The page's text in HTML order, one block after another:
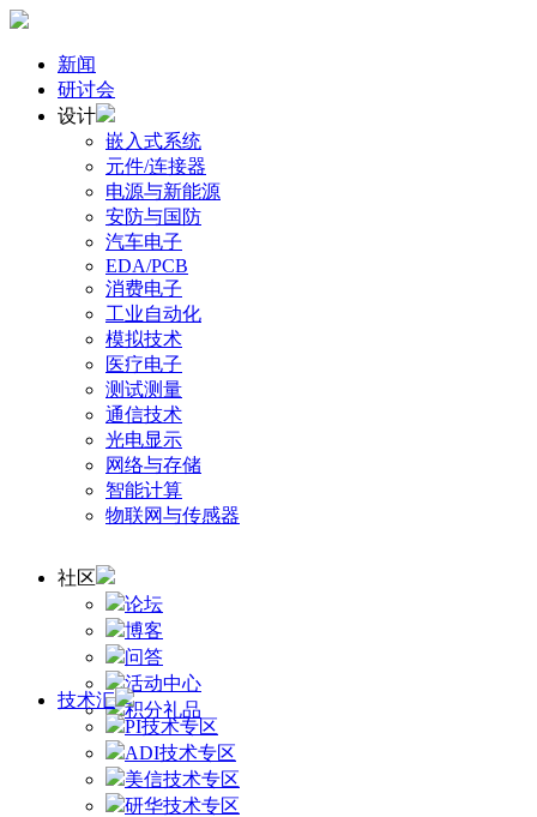
新闻
研讨会
设计
嵌入式系统
元件/连接器
电源与新能源
安防与国防
汽车电子
EDA/PCB
消费电子
工业自动化
模拟技术
医疗电子
测试测量
通信技术
光电显示
网络与存储
智能计算
物联网与传感器
社区
论坛
博客
问答
活动中心
积分礼品
技术汇
PI技术专区
ADI技术专区
美信技术专区
研华技术专区